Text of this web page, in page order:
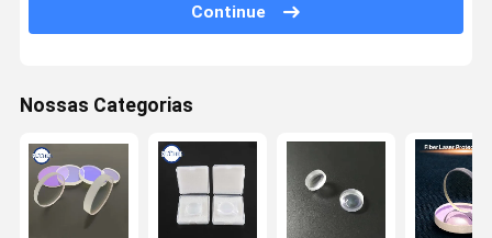
Casa produtos
Quem Somo
s
Continue
Nossas Categorias